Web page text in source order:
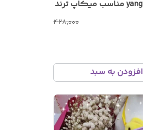
کیفیت yang..mei مناسب میکاپ ترند
۴۲۸٬۰۰۰
افزودن به سبد